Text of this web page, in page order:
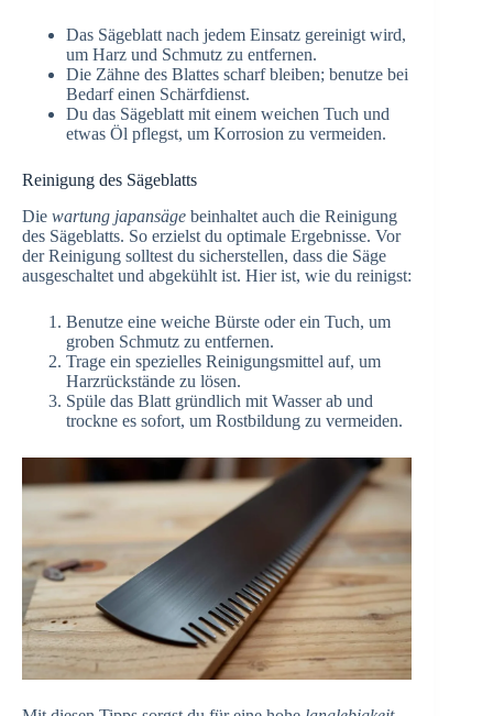
Das Sägeblatt nach jedem Einsatz gereinigt wird,
um Harz und Schmutz zu entfernen.
Die Zähne des Blattes scharf bleiben; benutze bei
Bedarf einen Schärfdienst.
Du das Sägeblatt mit einem weichen Tuch und
etwas Öl pflegst, um Korrosion zu vermeiden.
Reinigung des Sägeblatts
Die wartung japansäge beinhaltet auch die Reinigung
des Sägeblatts. So erzielst du optimale Ergebnisse. Vor
der Reinigung solltest du sicherstellen, dass die Säge
ausgeschaltet und abgekühlt ist. Hier ist, wie du reinigst:
Benutze eine weiche Bürste oder ein Tuch, um
groben Schmutz zu entfernen.
Trage ein spezielles Reinigungsmittel auf, um
Harzrückstände zu lösen.
Spüle das Blatt gründlich mit Wasser ab und
trockne es sofort, um Rostbildung zu vermeiden.